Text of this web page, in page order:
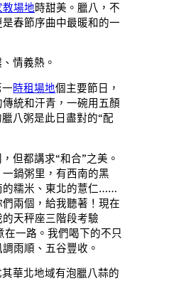
教場地時甜美。臘八，不
春節序曲中最暖和的一
情義熱。
時租場地個主要節日，
統和汗青，一碗用五顏
八粥是此日盡對的“配
但都講求“和合”之美。
鍋粥里，有西南的黑
的糯米、東北的薏仁……
兩個，給我聽著！現在
天秤座三階段考驗
一路。我們喝下的不只
雨順、五谷豐收。
華北地域有泡臘八蒜的